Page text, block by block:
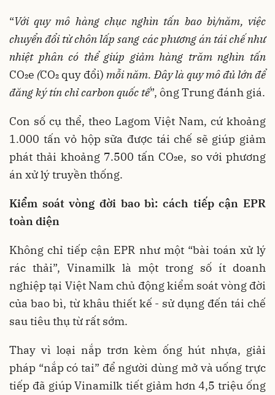
“Với quy mô hàng chục nghìn tấn bao bì/năm, việc
chuyển đổi từ chôn lấp sang các phương án tái chế như
nhiệt phân có thể giúp giảm hàng trăm nghìn tấn
CO₂e (CO₂ quy đổi)mỗi năm. Đây là quy mô đủ lớn để
đăng ký tín chỉ carbon quốc tế”, ông Trung đánh giá.
Con số cụ thể, theo Lagom Việt Nam, cứ khoảng
1.000 tấn vỏ hộp sữa được tái chế sẽ giúp giảm
phát thải khoảng 7.500 tấn CO₂e, so với phương
án xử lý truyền thống.
Kiểm soát vòng đời bao bì: cách tiếp cận EPR
toàn diện
Không chỉ tiếp cận EPR như một “bài toán xử lý
rác thải”, Vinamilk là một trong số ít doanh
nghiệp tại Việt Nam chủ động kiểm soát vòng đời
của bao bì, từ khâu thiết kế - sử dụng đến tái chế
sau tiêu thụ từ rất sớm.
Thay vì loại nắp trơn kèm ống hút nhựa, giải
pháp “nắp có tai” để người dùng mở và uống trực
tiếp đã giúp Vinamilk tiết giảm hơn 4,5 triệu ống